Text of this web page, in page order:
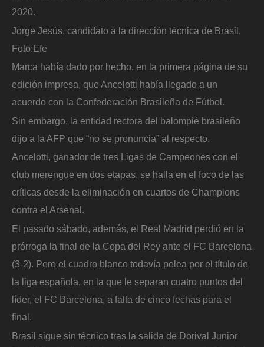
2020.
Jorge Jesús, candidato a la dirección técnica de Brasil.
Foto:Efe
Marca había dado por hecho, en la primera página de su
edición impresa, que Ancelotti había llegado a un
acuerdo con la Confederación Brasileña de Fútbol.
Sin embargo, la entidad rectora del balompié brasileño
dijo a la AFP que “no se pronuncia” al respecto.
Ancelotti, ganador de tres Ligas de Campeones con el
club merengue en dos etapas, se halla en el foco de las
críticas desde la eliminación en cuartos de Champions
contra el Arsenal.
El pasado sábado, además, el Real Madrid perdió en la
prórroga la final de la Copa del Rey ante el FC Barcelona
(3-2). Pero el cuadro blanco todavía pelea por el título de
la liga española, en la que le separan cuatro puntos del
líder, el FC Barcelona, a falta de cinco fechas para el
final.
Brasil sigue sin técnico tras la salida de Dorival Junior